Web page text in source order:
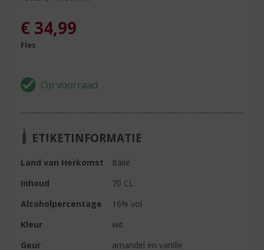
€ 34,99
Fles
ETIKETINFORMATIE
Land van Herkomst
Italië
Inhoud
70 CL
Alcoholpercentage
16% vol
Kleur
wit
Geur
amandel en vanille